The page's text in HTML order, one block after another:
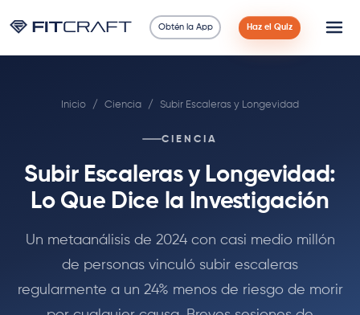
Obtén la App Haz el Quiz
90 Días
Ejercicios
Inicio / Ciencia / Subir Escaleras y Longevidad
CIENCIA
Subir Escaleras y Longevidad:
Lo Que Dice la Investigación
Un metaanálisis de 2024 con casi medio millón
de personas vinculó subir escaleras
regularmente a un 24% menos de riesgo de morir